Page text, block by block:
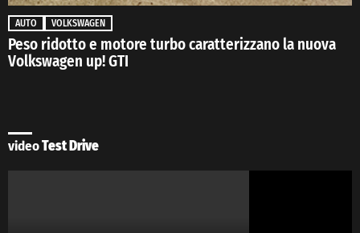
AUTO VOLKSWAGEN
Peso ridotto e motore turbo caratterizzano la nuova
Volkswagen up! GTI
videoTest Drive